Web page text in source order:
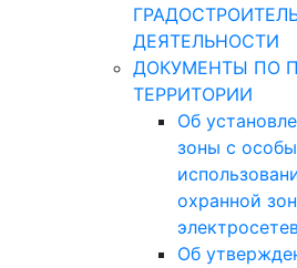
ДЕЯТЕЛЬНОСТИ
ДОКУМЕНТЫ ПО
ТЕРРИТОРИИ
Об
зоны с
охранной
Об